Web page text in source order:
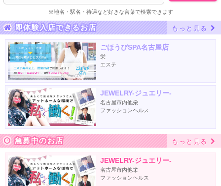
※地名・駅名・待遇など好きな言葉で検索できます
即体験入店できるお店 もっと見る
ごほうびSPA名古屋店
栄
エステ
JEWELRY-ジュエリー-
名古屋市内他栄
ファッションヘルス
急募中のお店 もっと見る
JEWELRY-ジュエリー-
名古屋市内他栄
ファッションヘルス